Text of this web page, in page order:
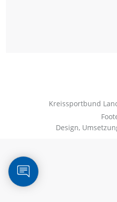
Kreissportbund
Design,